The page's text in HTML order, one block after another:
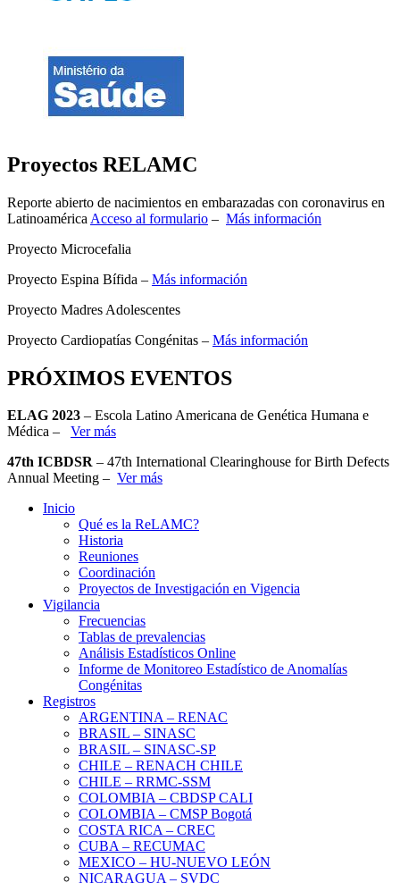
Proyectos RELAMC
Reporte abierto de nacimientos en embarazadas con coronavirus en
Latinoamérica Acceso al formulario – Más información
Proyecto Microcefalia
Proyecto Espina Bífida – Más información
Proyecto Madres Adolescentes
Proyecto Cardiopatías Congénitas – Más información
PRÓXIMOS EVENTOS
ELAG 2023 – Escola Latino Americana de Genética Humana e
Médica – Ver más
47th ICBDSR – 47th International Clearinghouse for Birth Defects
Annual Meeting – Ver más
Inicio
Qué es la ReLAMC?
Historia
Reuniones
Coordinación
Proyectos de Investigación en Vigencia
Vigilancia
Frecuencias
Tablas de prevalencias
Análisis Estadísticos Online
Informe de Monitoreo Estadístico de Anomalías
Congénitas
Registros
ARGENTINA – RENAC
BRASIL – SINASC
BRASIL – SINASC-SP
CHILE – RENACH CHILE
CHILE – RRMC-SSM
COLOMBIA – CBDSP CALI
COLOMBIA – CMSP Bogotá
COSTA RICA – CREC
CUBA – RECUMAC
MEXICO – HU-NUEVO LEÓN
NICARAGUA – SVDC